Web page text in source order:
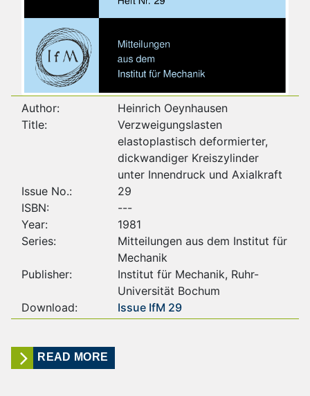
Author:
Heinrich Oeynhausen
Title:
Verzweigungslasten
elastoplastisch deformierter,
dickwandiger Kreiszylinder
unter Innendruck und Axialkraft
Issue No.:
29
ISBN:
---
Year:
1981
Series:
Mitteilungen aus dem Institut für
Mechanik
Publisher:
Institut für Mechanik, Ruhr-
Universität Bochum
Download:
Issue IfM 29
READ MORE